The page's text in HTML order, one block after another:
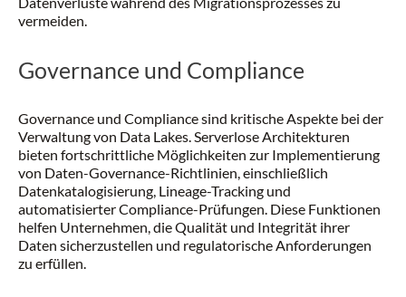
vermeiden.
Governance und Compliance
Governance und Compliance sind kritische Aspekte bei der
Verwaltung von Data Lakes. Serverlose Architekturen
bieten fortschrittliche Möglichkeiten zur Implementierung
von Daten-Governance-Richtlinien, einschließlich
Datenkatalogisierung, Lineage-Tracking und
automatisierter Compliance-Prüfungen. Diese Funktionen
helfen Unternehmen, die Qualität und Integrität ihrer
Daten sicherzustellen und regulatorische Anforderungen
zu erfüllen.